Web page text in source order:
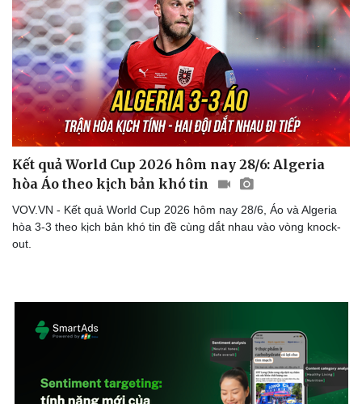
Kết quả World Cup 2026 hôm nay 28/6: Algeria
hòa Áo theo kịch bản khó tin
VOV.VN - Kết quả World Cup 2026 hôm nay 28/6, Áo và Algeria
hòa 3-3 theo kịch bản khó tin đề cùng dắt nhau vào vòng knock-
out.